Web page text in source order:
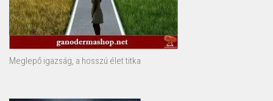
Meglepő igazság, a hosszú élet titka